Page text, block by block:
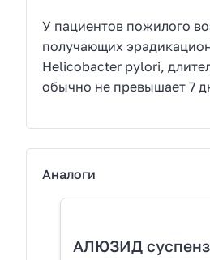
У пациентов пожилого
получающих
Helicobacter pylori,
обычно не превышает 7
Аналоги
АЛЮЗИД